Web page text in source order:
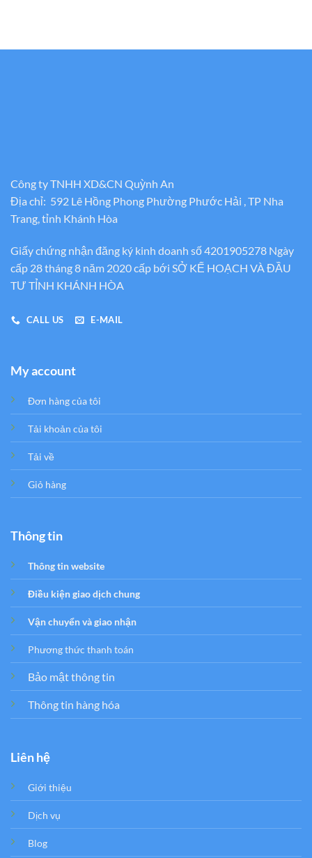
Công ty TNHH XD&CN Quỳnh An
Địa chỉ: 592 Lê Hồng Phong Phường Phước Hải , TP Nha
Trang, tỉnh Khánh Hòa
Giấy chứng nhận đăng ký kinh doanh số 4201905278 Ngày
cấp 28 tháng 8 năm 2020 cấp bới SỞ KẾ HOẠCH VÀ ĐẦU
TƯ TỈNH KHÁNH HÒA
CALL US E-MAIL
My account
Đơn hàng của tôi
Tải khoản của tôi
Tải về
Giỏ hàng
Thông tin
Thông tin website
Điều kiện giao dịch chung
Vận chuyển và giao nhận
Phương thức thanh toán
Bảo mật thông tin
Thông tin hàng hóa
Liên hệ
Giới thiệu
Dịch vụ
Blog